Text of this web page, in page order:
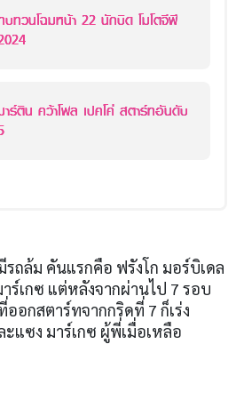
บทวนโฉมหน้า 22 นักบิด โมโตจีพี
าร์ติน คว้าโพล เปคโค่ สตาร์ทอันดับ
รถล้ม คันแรกคือ ฟรังโก มอร์บิเดล
ร์เกซ แต่หลังจากผ่านไป 7 รอบ
ออกสตาร์ทจากกริดที่ 7 ก็เร่ง
ะแซง มาร์เกซ ผู้พี่เมื่อเหลือ